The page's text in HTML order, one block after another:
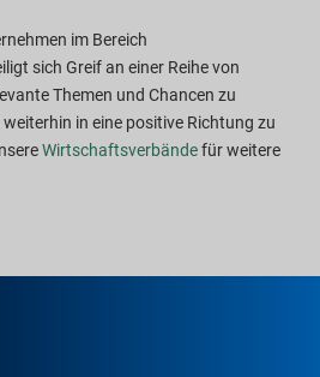
im Bereich
sich Greif an einer Reihe von
Themen und Chancen zu
in eine positive Richtung zu
Wirtschaftsverbändefür weitere